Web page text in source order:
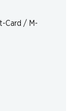
Card / M-